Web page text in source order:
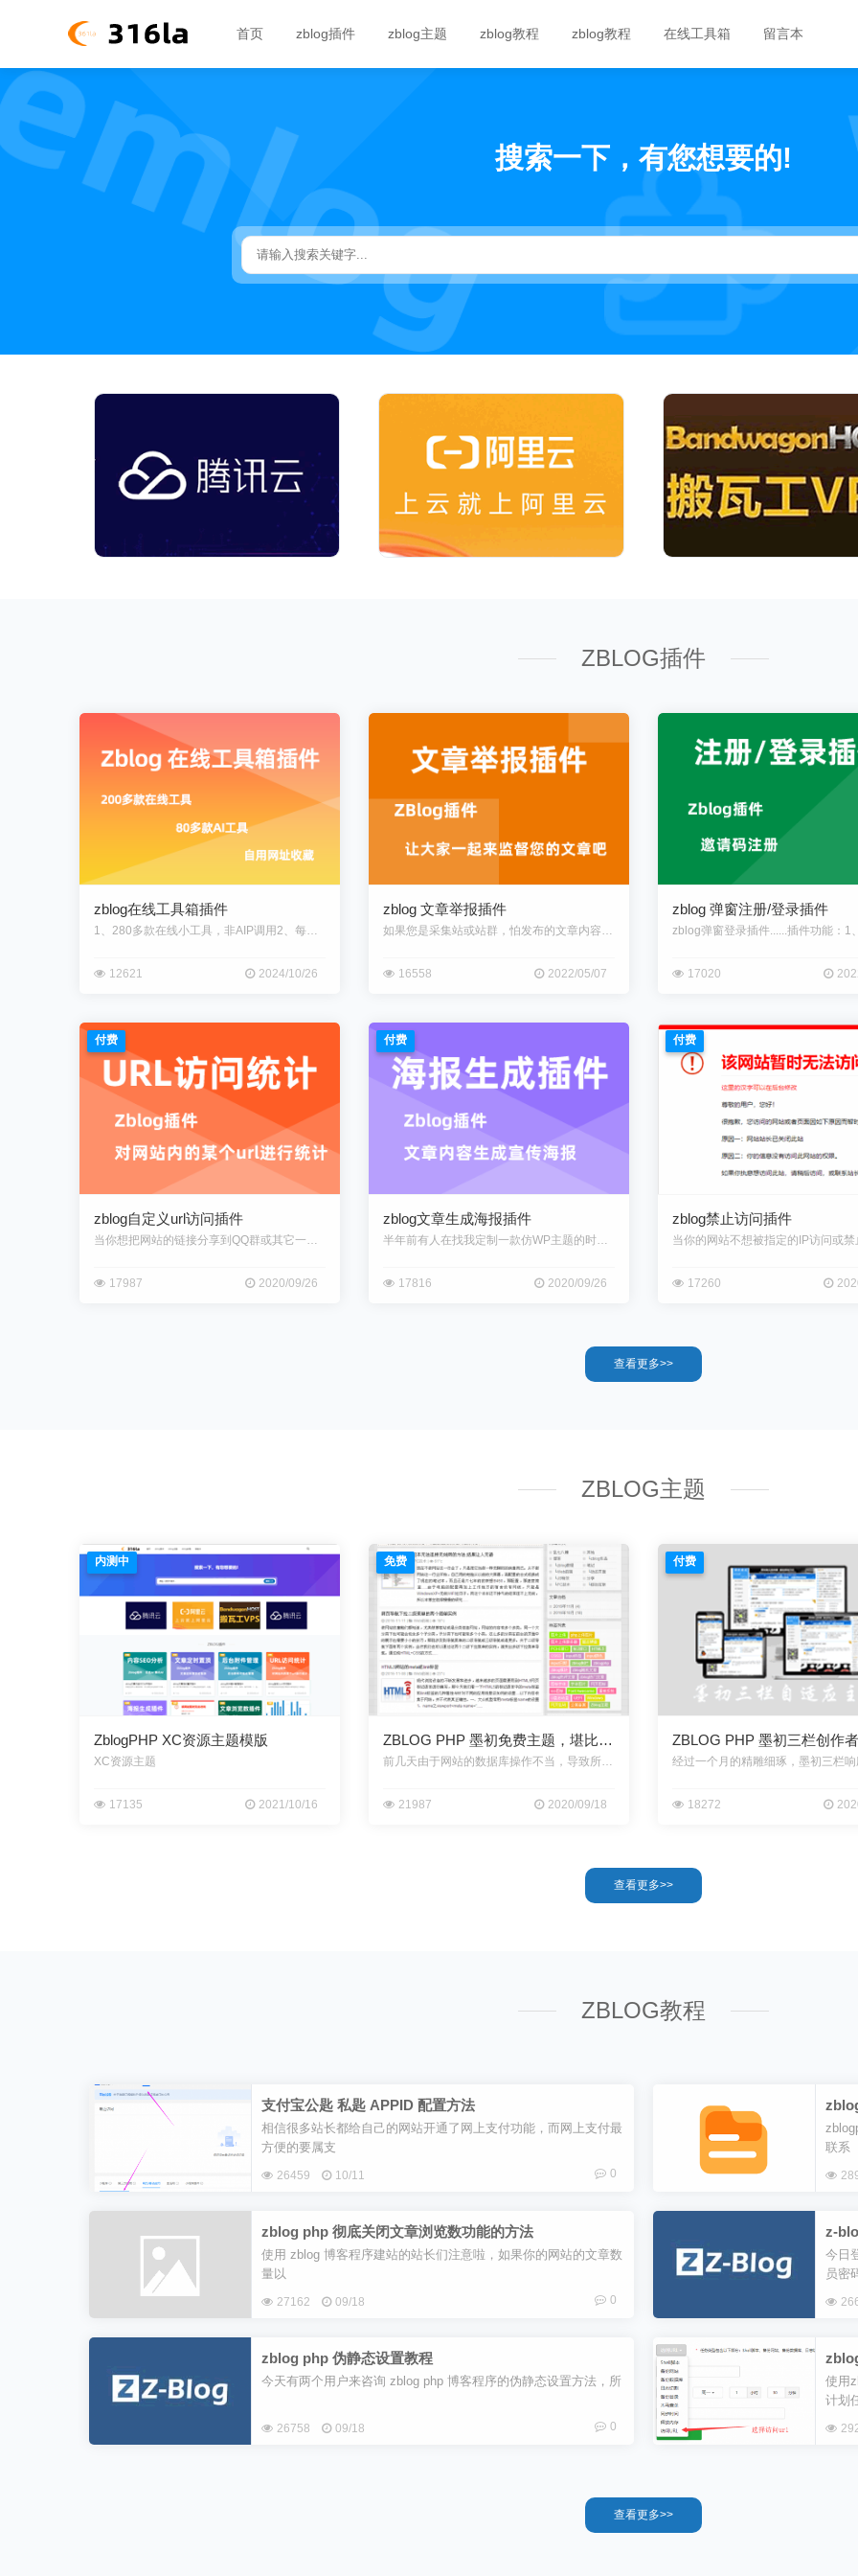
首页 zblog插件 zblog主题 zblog教程 zblog教程 在线工具箱 留言本
搜索一下，有您想要的!
ZBLOG插件
zblog在线工具箱插件
1、280多款在线小工具，非AIP调用2、每款在线小工具都是一个独立个
12621 2024/10/26
zblog 文章举报插件
如果您是采集站或站群，怕发布的文章内容涉嫌**，那么本插件可以提供一个
16558 2022/05/07
zblog 弹窗注册/登录插件
17020
付费
zblog自定义url访问插件
当你想把网站的链接分享到QQ群或其它一些地方时，很难统计链接被访问的多
17987 2020/09/26
付费
zblog文章生成海报插件
半年前有人在找我定制一款仿WP主题的时候就说过希望能做一款文章内容生成
17816 2020/09/26
付费
zblog禁止访问插件
17260
查看更多>>
ZBLOG主题
内测中
ZblogPHP XC资源主题模版
XC资源主题
17135 2021/10/16
免费
ZBLOG PHP 墨初免费主题，堪比
VIP主题
前几天由于网站的数据库操作不当，导致所有网站数据全部丢失，更让人恐怖的
21987 2020/09/18
付费
ZBLOG PHP 墨初三栏创作
18272
查看更多>>
ZBLOG教程
支付宝公匙 私匙 APPID 配置方法
相信很多站长都给自己的网站开通了网上支付功能，而网上支付最
方便的要属支
26459 10/11 0
联系
zblog php 彻底关闭文章浏览数功能的方法
使用 zblog 博客程序建站的站长们注意啦，如果你的网站的文章数
量以
27162 09/18 0
z-
今日
员密
zblog php 伪静态设置教程
今天有两个用户来咨询 zblog php 博客程序的伪静态设置方法，所
26758 09/18 0
务的
使用
计划
查看更多>>